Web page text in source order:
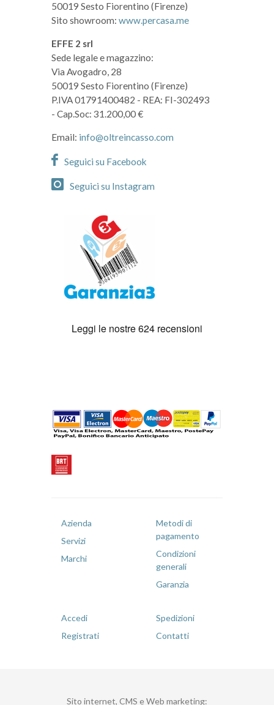
50019 Sesto Fiorentino (Firenze)
Sito showroom: www.percasa.me
EFFE 2 srl
Sede legale e magazzino:
Via Avogadro, 28
50019 Sesto Fiorentino (Firenze)
P.IVA 01791400482 - REA: FI-302493
- Cap.Soc: 31.200,00 €
Email: info@oltreincasso.com
Seguici su Facebook
Seguici su Instagram
Azienda
Servizi
Marchi
Metodi di
pagamento
Condizioni
generali
Garanzia
Accedi
Registrati
Spedizioni
Contatti
Sito internet, CMS e Web marketing: